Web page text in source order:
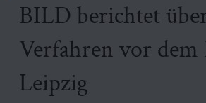
BILD berichtet
Verfahren vor dem
Leipzig